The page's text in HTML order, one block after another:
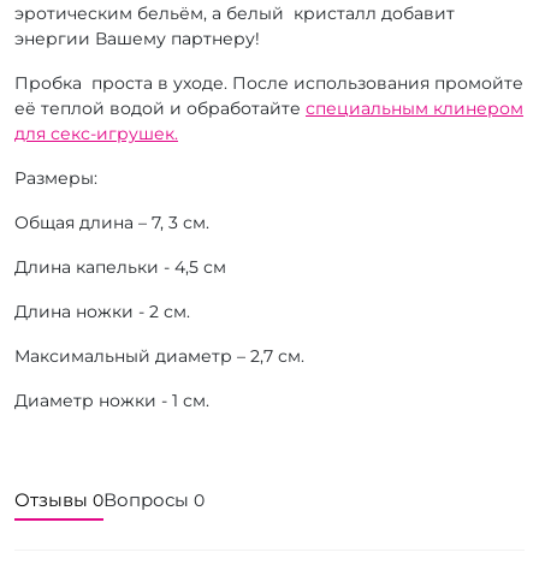
эротическим бельём, а белый кристалл добавит
энергии Вашему партнеру!
Пробка проста в уходе. После использования промойте
её теплой водой и обработайте специальным клинером
для секс-игрушек.
Размеры:
Общая длина – 7, 3 см.
Длина капельки - 4,5 см
Длина ножки - 2 см.
Максимальный диаметр – 2,7 см.
Диаметр ножки - 1 см.
Отзывы 0Вопросы 0